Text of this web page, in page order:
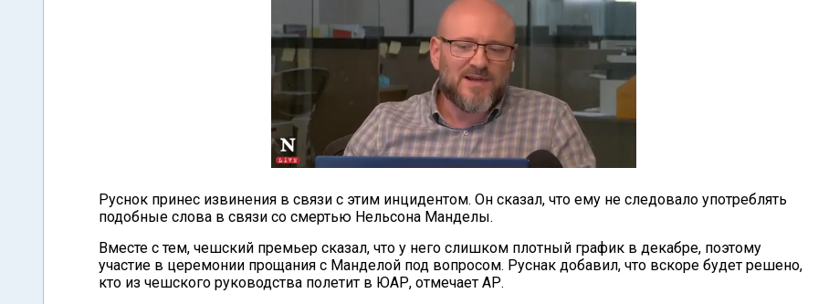
Руснок принес извинения в связи с этим инцидентом. Он сказал, что ему не следовало употреблять
подобные слова в связи со смертью Нельсона Манделы.
Вместе с тем, чешский премьер сказал, что у него слишком плотный график в декабре, поэтому
участие в церемонии прощания с Манделой под вопросом. Руснак добавил, что вскоре будет решено,
кто из чешского руководства полетит в ЮАР, отмечает АР.